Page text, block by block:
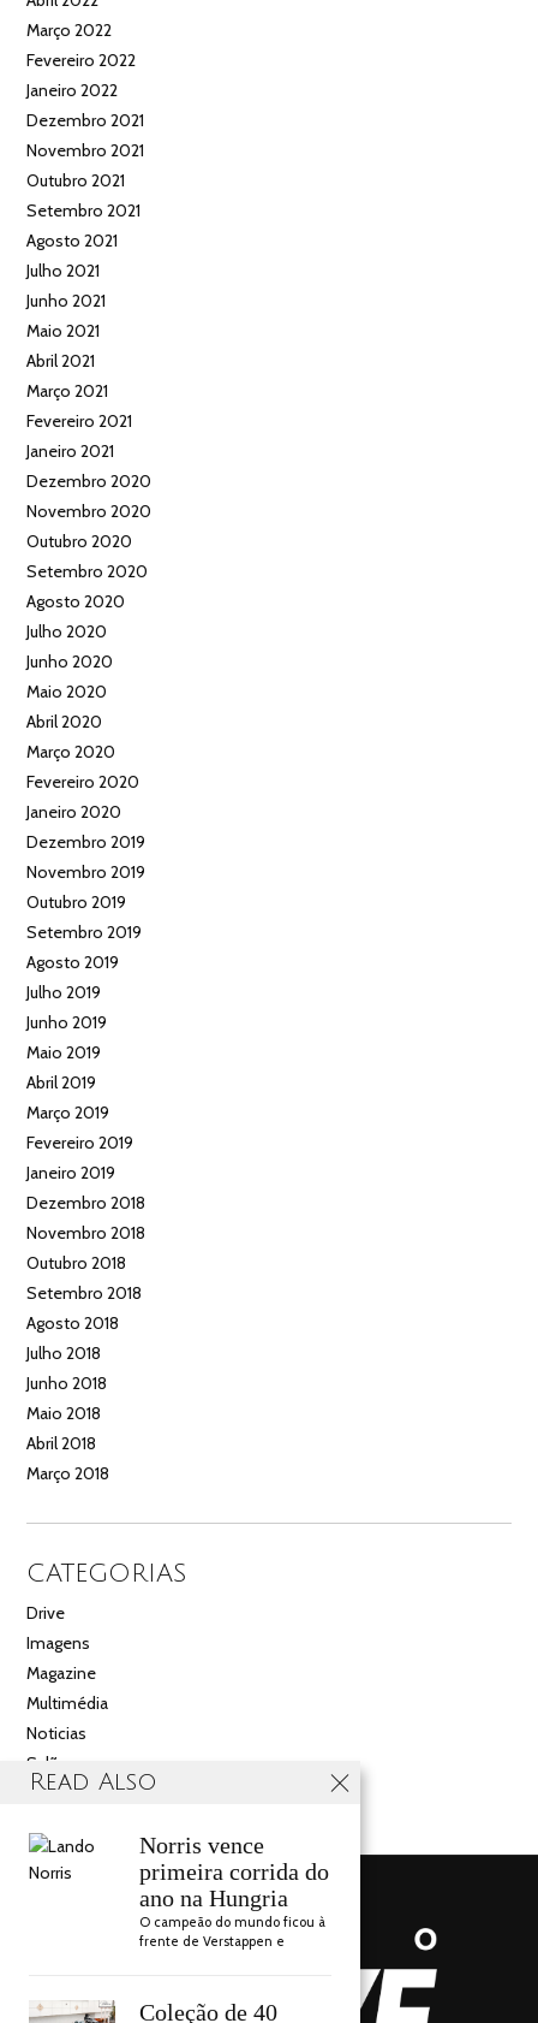
Março 2022
Fevereiro 2022
Janeiro 2022
Dezembro 2021
Novembro 2021
Outubro 2021
Setembro 2021
Agosto 2021
Julho 2021
Junho 2021
Maio 2021
Abril 2021
Março 2021
Fevereiro 2021
Janeiro 2021
Dezembro 2020
Novembro 2020
Outubro 2020
Setembro 2020
Agosto 2020
Julho 2020
Junho 2020
Maio 2020
Abril 2020
Março 2020
Fevereiro 2020
Janeiro 2020
Dezembro 2019
Novembro 2019
Outubro 2019
Setembro 2019
Agosto 2019
Julho 2019
Junho 2019
Maio 2019
Abril 2019
Março 2019
Fevereiro 2019
Janeiro 2019
Dezembro 2018
Novembro 2018
Outubro 2018
Setembro 2018
Agosto 2018
Julho 2018
Junho 2018
Maio 2018
Abril 2018
Março 2018
CATEGORIAS
Drive
Imagens
Magazine
Multimédia
Noticias
Salão
Videos
Read Also
Norris vence
primeira corrida do
ano na Hungria
O campeão do mundo ficou à
frente de Verstappen e
Coleção de 40